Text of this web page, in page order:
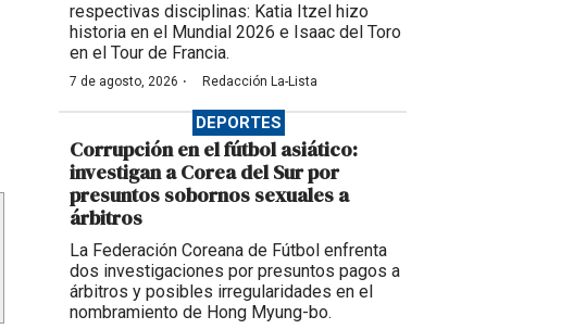
respectivas disciplinas: Katia Itzel hizo
historia en el Mundial 2026 e Isaac del Toro
en el Tour de Francia.
7 de agosto, 2026 · Redacción La-Lista
DEPORTES
Corrupción en el fútbol asiático:
investigan a Corea del Sur por
presuntos sobornos sexuales a
árbitros
La Federación Coreana de Fútbol enfrenta
dos investigaciones por presuntos pagos a
árbitros y posibles irregularidades en el
nombramiento de Hong Myung-bo.